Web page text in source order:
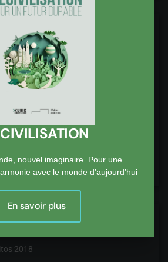
du bien commun
2018
Macron a proposé
mondial, et un vrai contrat qui
d…
pour donner envie
2018
nouvel imaginaire. Pour une
avec le monde d’aujourd’hui
En savoir plus